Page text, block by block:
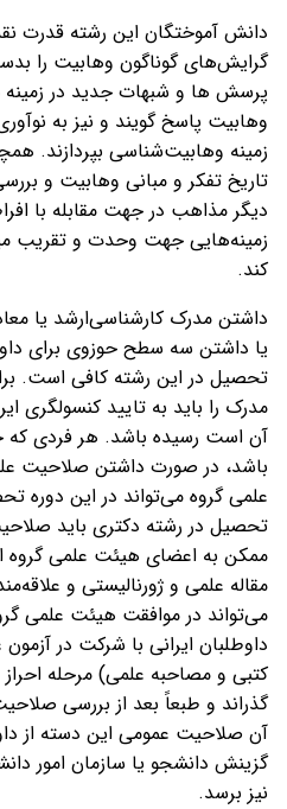
دانش آموختگان این رشته قدرت
گرایش‌های گوناگون وهابیت را
پرسش ها و شبهات جدید در
وهابیت پاسخ گویند و نیز به
زمینه وهابیت‌شناسی بپردازند.
تاریخ تفکر و مبانی وهابیت و
دیگر مذاهب در جهت مقابله با
زمینه‌هایی جهت وحدت و تقریب
کند.
داشتن مدرک کارشناسی‌ارشد یا
یا داشتن سه سطح حوزوی برای
تحصیل در این رشته کافی است.
مدرک را باید به تایید کنسولگری
آن است رسیده باشد. هر فردی که
باشد، در صورت داشتن صلاحیت
علمی گروه می‌تواند در این دوره
تحصیل در رشته دکتری باید
ممکن به اعضای هیئت علمی گروه
مقاله علمی و ژورنالیستی و
می‌تواند در موافقت هیئت علمی
داوطلبان ایرانی با شرکت در
کتبی و مصاحبه علمی) مرحله
گذراند و طبعاً بعد از بررسی
آن صلاحیت عمومی این دسته از
گزینش دانشجو یا سازمان امور
نیز برسد.